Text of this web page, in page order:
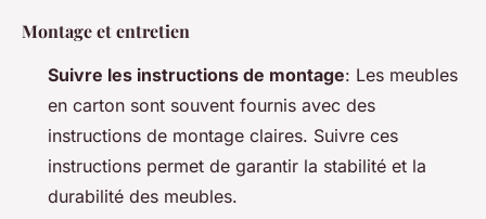
Montage et entretien
Suivre les instructions de montage: Les meubles
en carton sont souvent fournis avec des
instructions de montage claires. Suivre ces
instructions permet de garantir la stabilité et la
durabilité des meubles.